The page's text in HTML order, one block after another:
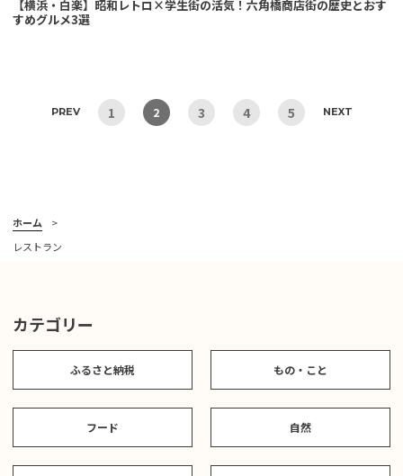
【横浜・白楽】昭和レトロ×学生街の活気！六角橋商店街の歴史とおす
すめグルメ3選
PREV 1 2 3 4 5 NEXT
ホーム
レストラン
カテゴリー
ふるさと納税 もの・こと
フード 自然